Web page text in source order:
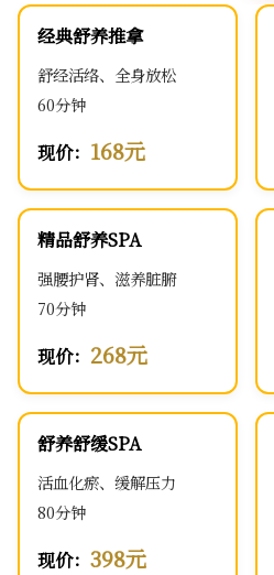
经典舒养推拿
舒经活络、全身放松
60分钟
现价： 168元
精品舒养SPA
强腰护肾、滋养脏腑
70分钟
现价： 268元
舒养舒缓SPA
活血化瘀、缓解压力
80分钟
现价： 398元